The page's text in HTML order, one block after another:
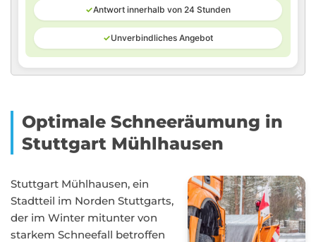
✓Antwort innerhalb von 24 Stunden
✓Unverbindliches Angebot
Optimale Schneeräumung in
Stuttgart Mühlhausen
Stuttgart Mühlhausen, ein
Stadtteil im Norden Stuttgarts,
der im Winter mitunter von
starkem Schneefall betroffen